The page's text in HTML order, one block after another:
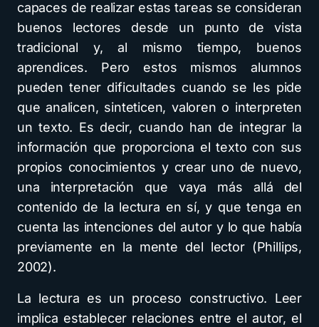
capaces de realizar estas tareas se consideran
buenos lectores desde un punto de vista
tradicional y, al mismo tiempo, buenos
aprendices. Pero estos mismos alumnos
pueden tener dificultades cuando se les pide
que analicen, sinteticen, valoren o interpreten
un texto. Es decir, cuando han de integrar la
información que proporciona el texto con sus
propios conocimientos y crear uno de nuevo,
una interpretación que vaya más allá del
contenido de la lectura en sí, y que tenga en
cuenta las intenciones del autor y lo que había
previamente en la mente del lector (Phillips,
2002).
La lectura es un proceso constructivo. Leer
implica establecer relaciones entre el autor, el